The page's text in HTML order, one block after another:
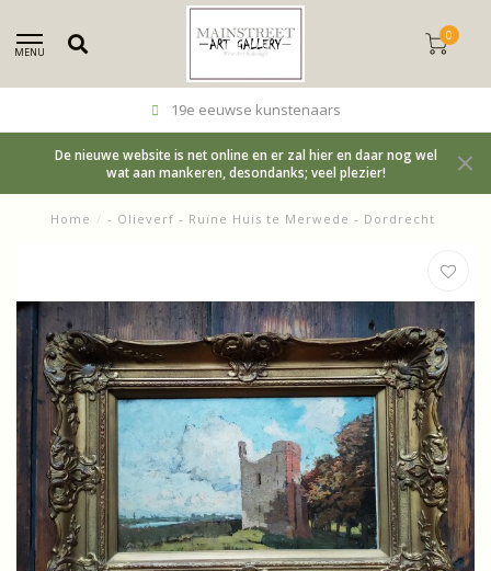
MENU
0
19e eeuwse kunstenaars
De nieuwe website is net online en er zal hier en daar nog wel
wat aan mankeren, desondanks; veel plezier!
Home / - Olieverf - Ruïne Huis te Merwede - Dordrecht